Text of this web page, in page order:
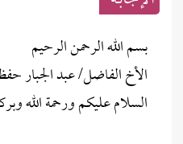
بسم الله الرحمن الرحيم
الأخ الفاضل/ عبد الجبار
السلام عليكم ورحمة الله